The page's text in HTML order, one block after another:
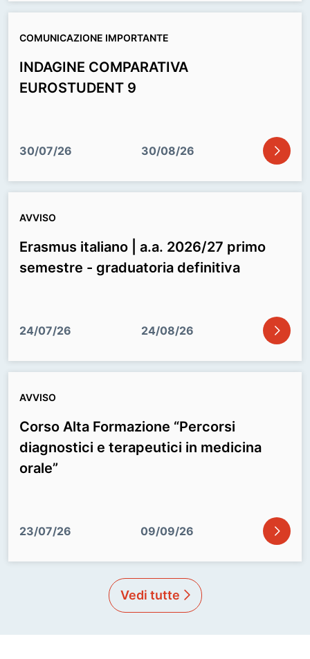
Vedi tutte
COMUNICAZIONE IMPORTANTE
INDAGINE COMPARATIVA
EUROSTUDENT 9
30/07/26 30/08/26 icon
AVVISO
Erasmus italiano | a.a. 2026/27 primo
semestre - graduatoria definitiva
24/07/26 24/08/26 icon
AVVISO
Corso Alta Formazione “Percorsi
diagnostici e terapeutici in medicina
orale”
23/07/26 09/09/26 icon